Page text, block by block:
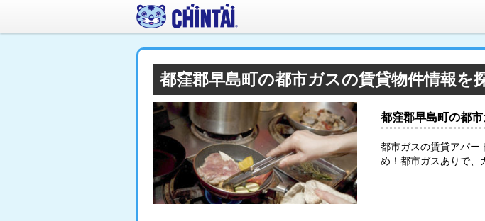
都窪郡早島町の都市ガスの賃貸物件情報を
都窪郡早島町の都
都市ガスの賃貸アパー
め！都市ガスありで、